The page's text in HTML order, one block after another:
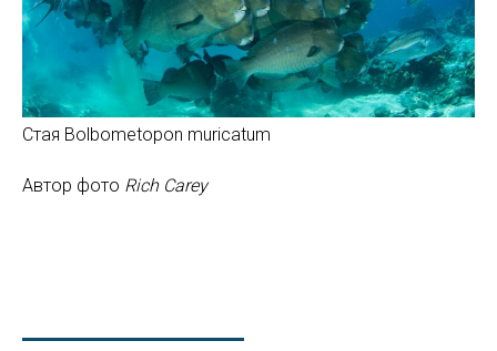
Стая Bolbometopon muricatum
Автор фото Rich Сarey